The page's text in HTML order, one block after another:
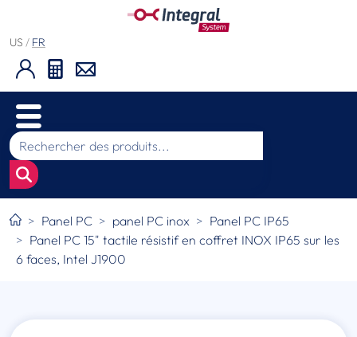
US / FR
Panel PC panel PC inox
Panel PC IP65
Panel PC 15" tactile résistif en coffret INOX IP65 sur les
6 faces, Intel J1900